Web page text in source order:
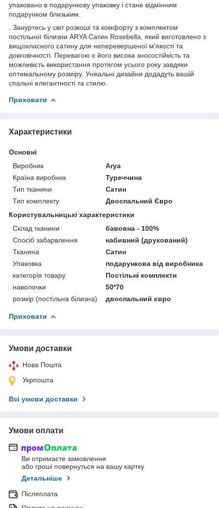
упаковано в подарункову упаковку і стане відмінним
подарунком близьким.
. Зануртесь у світ розкоші та комфорту з комплектом
постільної білизни ARYA Сатин Rosebella, який виготовлено з
вищокласного сатину для неперевершеної м'якості та
довговічності. Перевагою є його висока зносостійкість та
можливість використання протягом усього року завдяки
оптимальному розміру. Унікальні дизайни додадуть вашій
спальні елегантності та стилю.
Приховати
Характеристики
Основні
Виробник
Arya
Країна виробник
Туреччина
Тип тканини
Сатин
Тип комплекту
Двоспальний Євро
Користувальницькі характеристики
Склад тканини
бавовна - 100%
Спосіб забарвлення
набивний (друкований)
Тканина
Сатин
Упаковка
подарункова від виробника
категорія товару
Постільні комплекти
наволочки
50*70
розмір (постільна білизна)
двоспальний євро
Приховати
Умови доставки
Нова Пошта
Укрпошта
Всі умови доставки
Умови оплати
Ви отримаєте замовлення
або гроші повернуться на вашу картку
Детальніше
Післяплата